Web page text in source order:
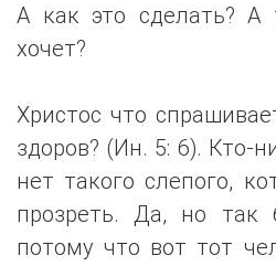
А как это сделать? А
хочет?
Христос что
здоров? (Ин. 5: 6). Кто-
нет такого слепого,
прозреть. Да, но так
потому что вот тот